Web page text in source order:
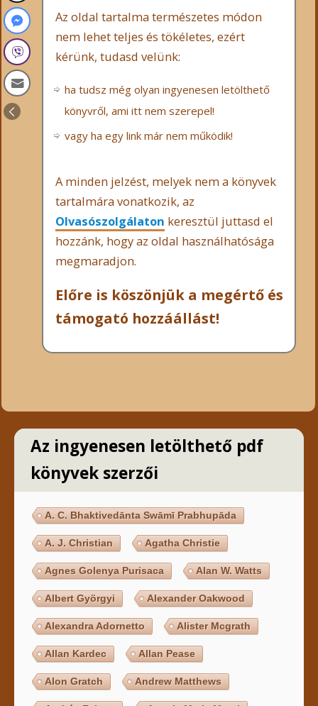
Az oldal tartalma természetes módon
nem lehet teljes és tökéletes, ezért
kérünk, tudasd velünk:
ha tudsz még olyan ingyenesen letölthető
könyvről, ami itt nem szerepel!
vagy ha egy link már nem működik!
A minden jelzést, melyek nem a könyvek
tartalmára vonatkozik, az
Olvasószolgálaton keresztül juttasd el
hozzánk, hogy az oldal használhatósága
megmaradjon.
Előre is köszönjük a megértő és
támogató hozzáállást!
Az ingyenesen letölthető pdf
könyvek szerzői
A. C. Bhaktivedānta Swāmī Prabhupāda
A. J. Christian Agatha Christie
Agnes Golenya Purisaca Alan W. Watts
Albert Györgyi Alexander Oakwood
Alexandra Adornetto Alister Mcgrath
Allan Kardec Allan Pease
Alon Gratch Andrew Matthews